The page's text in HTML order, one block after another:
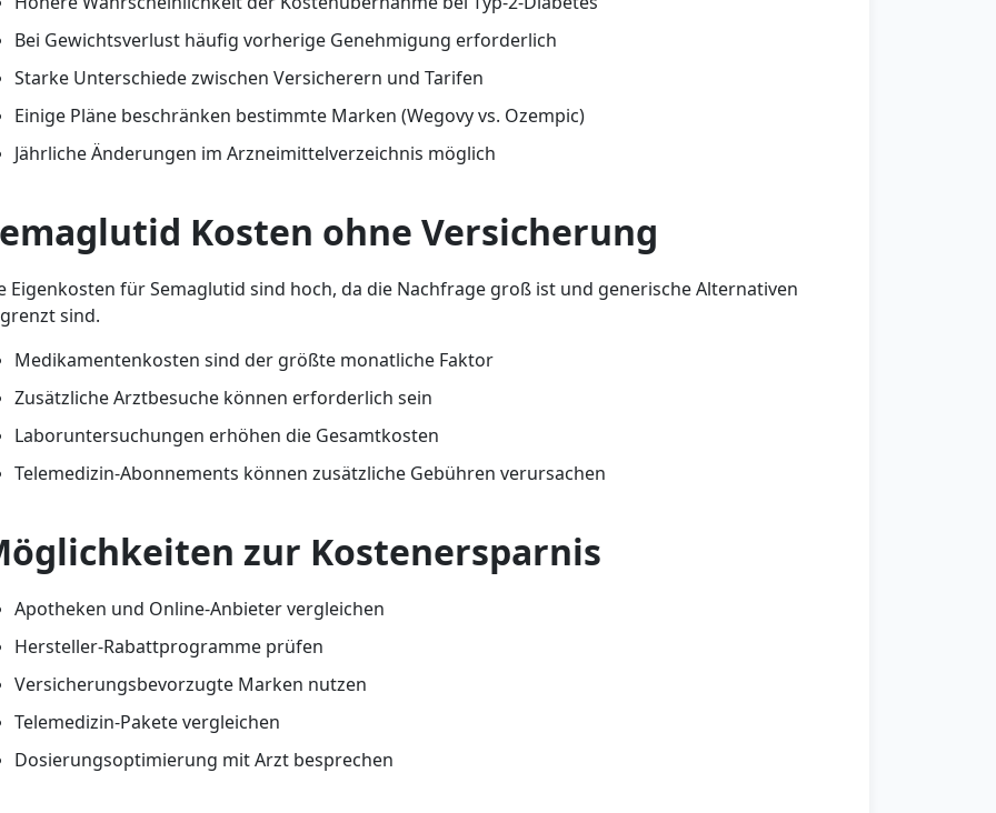
Bei Gewichtsverlust häufig vorherige Genehmigung erforderlich
Starke Unterschiede zwischen Versicherern und Tarifen
Einige Pläne beschränken bestimmte Marken (Wegovy vs. Ozempic)
Jährliche Änderungen im Arzneimittelverzeichnis möglich
Kosten ohne Versicherung
Eigenkosten für Semaglutid sind hoch, da die Nachfrage groß ist und generische Alternativen
sind.
Medikamentenkosten sind der größte monatliche Faktor
Zusätzliche Arztbesuche können erforderlich sein
Laboruntersuchungen erhöhen die Gesamtkosten
Telemedizin-Abonnements können zusätzliche Gebühren verursachen
zur Kostenersparnis
Apotheken und Online-Anbieter vergleichen
Hersteller-Rabattprogramme prüfen
Versicherungsbevorzugte Marken nutzen
Telemedizin-Pakete vergleichen
Dosierungsoptimierung mit Arzt besprechen